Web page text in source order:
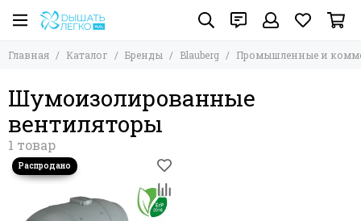
Главная Каталог Бренды Blauberg Промышленные и
Шумоизолированные
вентиляторы